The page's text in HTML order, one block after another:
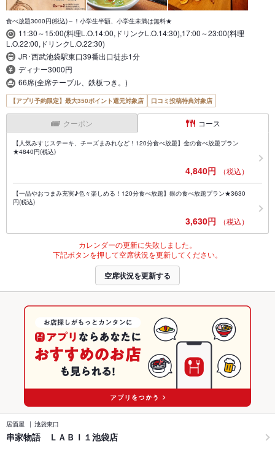
食べ放題3000円(税込)～！小学生半額、小学生未満は無料★
11:30～15:00(料理L.O.14:00,ドリンクL.O.14:30),17:00～23:00(料理
L.O.22:00,ドリンクL.O.22:30)
JR･西武池袋駅東口39番出口徒歩1分
ディナー3000円
66席(全席テーブル、鉄板つき。)
【アプリ予約限定】最大350ポイント還元対象店 口コミ投稿特典対象店
クーポン コース
【人気みすじステーキ、チーズまみれなど！120分食べ放題】金の食べ放題プラン
★4840円(税込)
4,840円 （税込）
【一品やおつまみ充実♪色々楽しめる！120分食べ放題】銀の食べ放題プラン★3630
円(税込)
3,630円 （税込）
カレンダーの更新に失敗しました。
下記ボタンを押して空席状況を更新してください。
空席状況を更新する
居酒屋 池袋東口
串家物語 ＬＡＢＩ１池袋店